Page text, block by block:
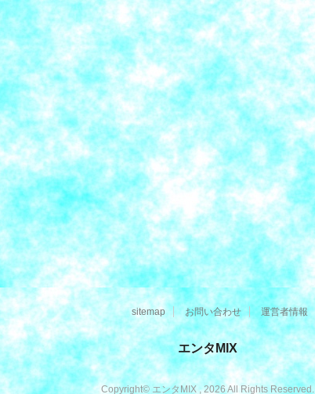
sitemap お問い合わせ 運営者情報
エンタMIX
Copyright© エンタMIX , 2026 All Rights Reserved.